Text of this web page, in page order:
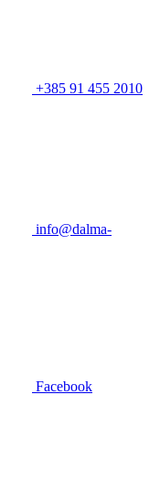
+385 91 455 2010
info@dalma-
Facebook